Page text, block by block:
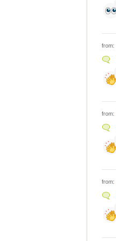
from:
from:
from: